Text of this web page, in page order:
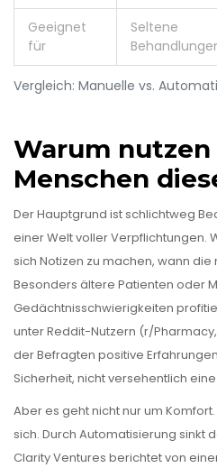
Vergleich: Manuelle vs.
Geeignet
für
Seltene
Warum
Menschen
Der Hauptgrund ist schlichtweg
einer Welt voller Verpflichtungen.
sich Notizen zu machen, wann
Besonders ältere Patienten oder
Gedächtnisschwierigkeiten
unter Reddit-Nutzern (r/
der Befragten positive
Sicherheit, nicht versehentlich
Aber es geht nicht nur um
sich. Durch Automatisierung sinkt
Clarity Ventures berichtet von